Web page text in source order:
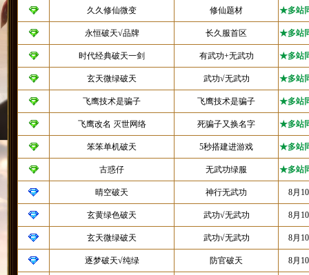
久久修仙微变 修仙题材 ★多站
永恒破天√品牌 长久服首区 ★多站
时代经典破天一剑 有武功+无武功 ★多站
玄天微绿破天 武功√无武功 ★多站
飞鹰技术是骗子 飞鹰技术是骗子 ★多站
飞鹰改名 灭世网络 死骗子又换名字 ★多站
笨笨单机破天 5秒搭建进游戏 ★多站
古惑仔 无武功绿服 ★多站
晴空破天 神行无武功 8月
玄黄绿色破天 武功√无武功 8月
玄天微绿破天 武功√无武功 8月
逐梦破天√纯绿 防官破天 8月